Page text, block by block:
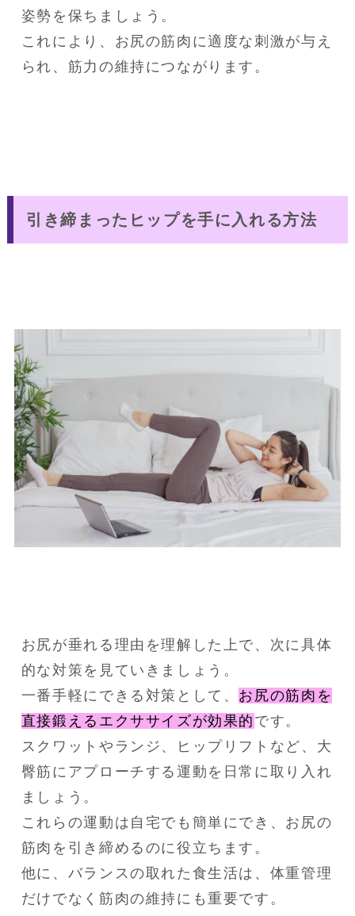
姿勢を保ちましょう。
これにより、お尻の筋肉に適度な刺激が与え
られ、筋力の維持につながります。
引き締まったヒップを手に入れる方法
お尻が垂れる理由を理解した上で、次に具体
的な対策を見ていきましょう。
一番手軽にできる対策として、 お尻の筋肉を
直接鍛えるエクササイズが効果的 です。
スクワットやランジ、ヒップリフトなど、大
臀筋にアプローチする運動を日常に取り入れ
ましょう。
これらの運動は自宅でも簡単にでき、お尻の
筋肉を引き締めるのに役立ちます。
他に、バランスの取れた食生活は、体重管理
だけでなく筋肉の維持にも重要です。